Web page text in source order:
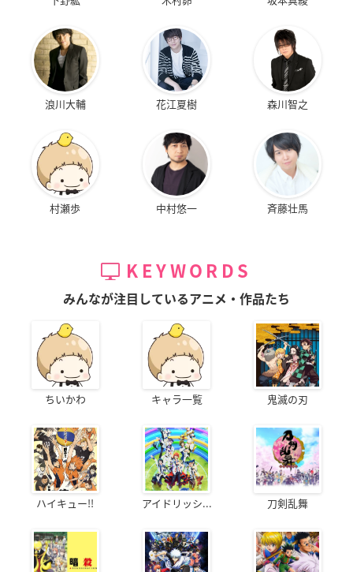
浪川大輔 花江夏樹 森川智之
村瀬歩 中村悠一 斉藤壮馬
KEYWORDS
みんなが注目しているアニメ・作品たち
ちいかわ キャラ一覧 鬼滅の刃
ハイキュー!! アイドリッシ... 刀剣乱舞